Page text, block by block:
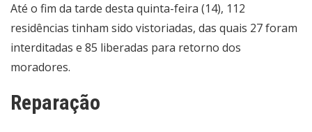
Até o fim da tarde desta quinta-feira (14), 112
residências tinham sido vistoriadas, das quais 27 foram
interditadas e 85 liberadas para retorno dos
moradores.
Reparação